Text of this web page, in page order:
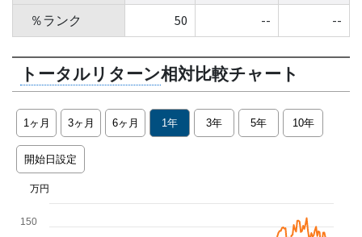
％ランク 50 -- --
トータルリターン相対比較チャート
1ヶ月 3ヶ月 6ヶ月 1年 3年 5年 10年
開始日設定
Chart
The chart has 1 X axis displaying Time. Data ranges from 2025-
万円
150